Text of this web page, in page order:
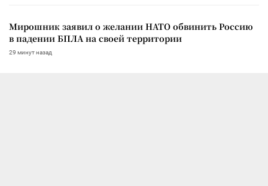
Мирошник заявил о желании НАТО обвинить Россию
в падении БПЛА на своей территории
29 минут назад